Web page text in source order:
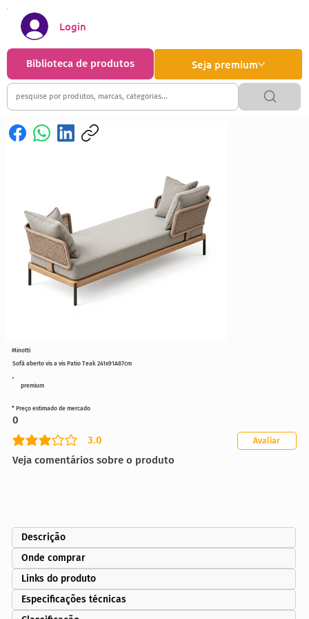
Seja premium
Biblioteca de produtos
Login
premium
Sofá aberto vis a vis Patio Teak 241x91A87cm
3.0
classificação média é 3 de 5
Veja comentários sobre o produto
Avaliar
* Preço estimado de mercado
0
Minotti
Descrição
Onde comprar
Links do produto
Especificações técnicas